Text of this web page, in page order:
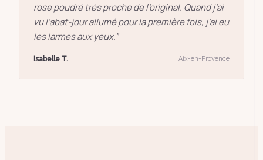
rose poudré très proche de l’original. Quand j’ai
vu l’abat-jour allumé pour la première fois, j’ai eu
les larmes aux yeux.”
Isabelle T. Aix-en-Provence